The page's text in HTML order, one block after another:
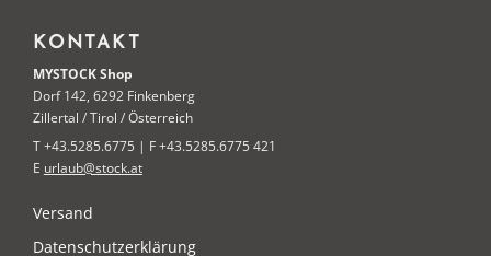
KONTAKT
MYSTOCK Shop
Dorf 142, 6292 Finkenberg
Zillertal / Tirol / Österreich
T +43.5285.6775 | F +43.5285.6775 421
E urlaub@stock.at
Versand
Datenschutzerklärung